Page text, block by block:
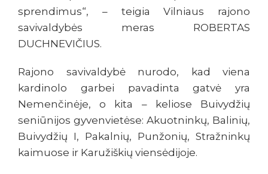
sprendimus“, – teigia Vilniaus rajono
savivaldybės meras ROBERTAS
DUCHNEVIČIUS.
Rajono savivaldybė nurodo, kad viena
kardinolo garbei pavadinta gatvė yra
Nemenčinėje, o kita – keliose Buivydžių
seniūnijos gyvenvietėse: Akuotninkų, Balinių,
Buivydžių I, Pakalnių, Punžonių, Stražninkų
kaimuose ir Karužiškių viensėdijoje.